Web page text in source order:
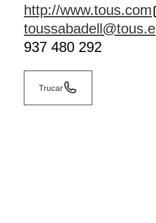
http://www.tous.com
toussabadell@tous.e
937 480 292
Trucar